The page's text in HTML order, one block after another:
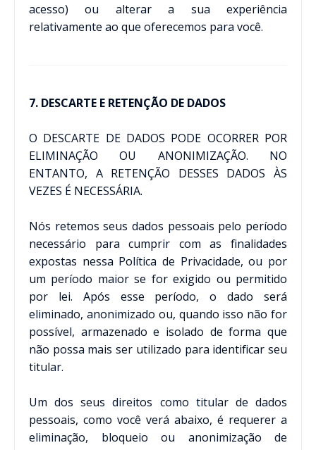
acesso) ou alterar a sua experiência
relativamente ao que oferecemos para você.
7. DESCARTE E RETENÇÃO DE DADOS
O DESCARTE DE DADOS PODE OCORRER POR
ELIMINAÇÃO OU ANONIMIZAÇÃO. NO
ENTANTO, A RETENÇÃO DESSES DADOS ÀS
VEZES É NECESSÁRIA.
Nós retemos seus dados pessoais pelo período
necessário para cumprir com as finalidades
expostas nessa Política de Privacidade, ou por
um período maior se for exigido ou permitido
por lei. Após esse período, o dado será
eliminado, anonimizado ou, quando isso não for
possível, armazenado e isolado de forma que
não possa mais ser utilizado para identificar seu
titular.
Um dos seus direitos como titular de dados
pessoais, como você verá abaixo, é requerer a
eliminação, bloqueio ou anonimização de